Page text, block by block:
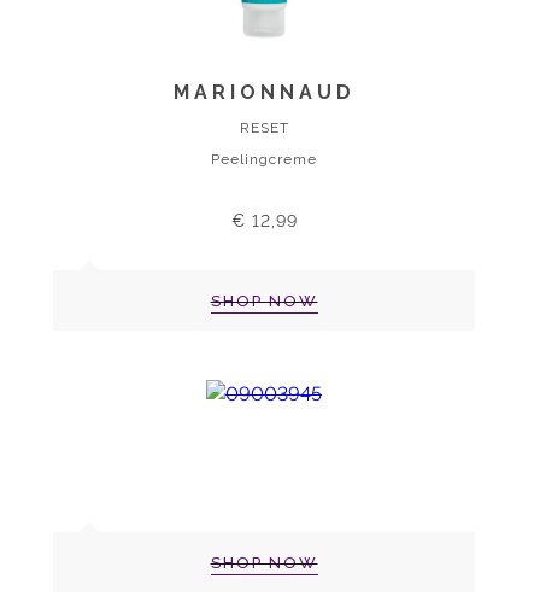
MARIONNAUD
RESET
Peelingcreme
€ 12,99
SHOP NOW
SHOP NOW